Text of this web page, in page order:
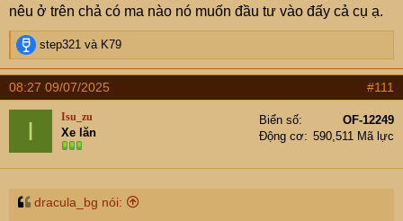
nêu ở trên chả có ma nào nó muốn đầu tư vào đấy cả cụ ạ.
R
e
a
t
n
s
step321 và K79
08:27 09/07/2025 #111
I Isu_zu
Xe lăn
Biển số
OF-12249
Động cơ
590,511 Mã lực
dracula_bg nói: